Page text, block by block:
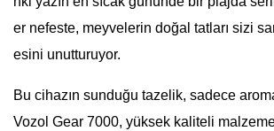
er nefeste, meyvelerin doğal tatları sizi
esini unutturuyor.
Bu cihazın sunduğu tazelik, sadece
Vozol Gear 7000, yüksek kaliteli